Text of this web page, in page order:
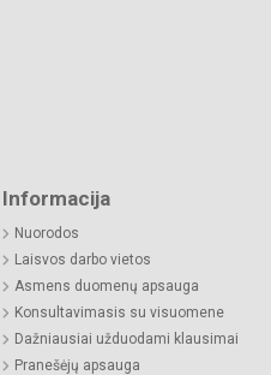
Informacija
Nuorodos
Laisvos darbo vietos
Asmens duomenų apsauga
Konsultavimasis su visuomene
Dažniausiai užduodami klausimai
Pranešėjų apsauga